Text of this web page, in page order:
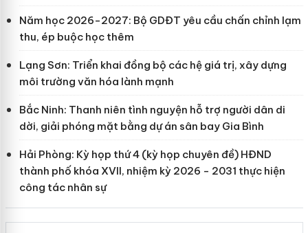
Năm học 2026-2027: Bộ GDĐT yêu cầu chấn chỉnh lạm
thu, ép buộc học thêm
Lạng Sơn: Triển khai đồng bộ các hệ giá trị, xây dựng
môi trường văn hóa lành mạnh
Bắc Ninh: Thanh niên tình nguyện hỗ trợ người dân di
dời, giải phóng mặt bằng dự án sân bay Gia Bình
Hải Phòng: Kỳ họp thứ 4 (kỳ họp chuyên đề) HĐND
thành phố khóa XVII, nhiệm kỳ 2026 - 2031 thực hiện
công tác nhân sự